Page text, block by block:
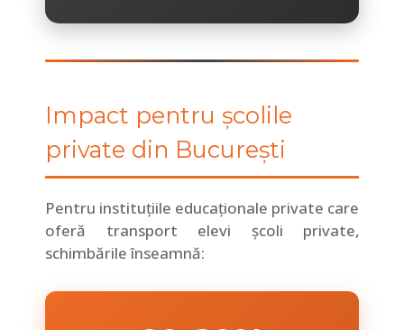
Impact pentru școlile
private din București
Pentru instituțiile educaționale private care
oferă transport elevi școli private,
schimbările înseamnă: